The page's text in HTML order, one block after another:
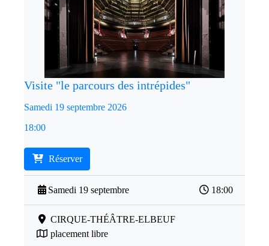
Visite "le parcours des intrépides"
Samedi 19 septembre 2026
18:00
Réserver
Samedi 19 septembre 18:00
CIRQUE-THÉÂTRE-ELBEUF
placement libre